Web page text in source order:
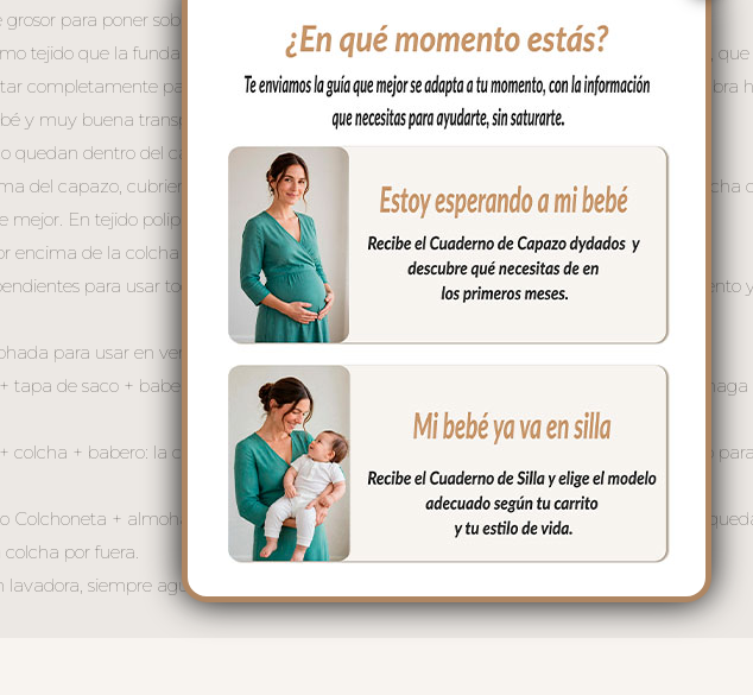
para poner sobre la funda siempre en el mismo tejido que la funda.
tejido que la funda, se une a la funda mediante cremalleras laterales, siempre al tono, que
completamente para usar la funda como colchoneta de capazo. El relleno es micro fibra
y muy buena transpirabilidad.
quedan dentro del capazo.
del capazo, cubriendo la parte de arriba del capazo y los bordes en lateral, es una colcha
mejor. En tejido polipiel bordada; una polipiel sintética muy suave y agradable
encima de la colcha siempre en el mismo tejido que la funda y la tapa del saco.
para usar todo el conjunto completo o como necesites dependiendo del momento
para usar en verano o en casa sobre el capazo, sobre la cuna…
tapa de saco + babero queda todo dentro del capazo y lo puedes usar en días que no
colcha + babero: la colchoneta dentro del capazo y la colcha cubre por fuera el capazo
Colchoneta + almohada + tapa de saco +colcha + babero para usar en los días de frío
por fuera.
siempre agua fría, jabones no abrasivos y secado al natural.